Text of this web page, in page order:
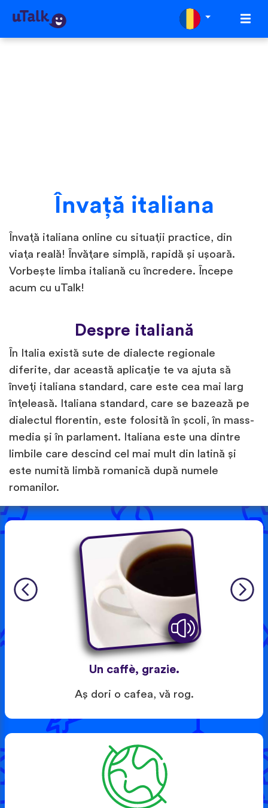
Învaţă italiana
Învață italiana online cu situații practice, din
viața reală! Învățare simplă, rapidă și ușoară.
Vorbește limba italiană cu încredere. Începe
acum cu uTalk!
Despre italiană
În Italia există sute de dialecte regionale
diferite, dar această aplicație te va ajuta să
înveți italiana standard, care este cea mai larg
înțeleasă. Italiana standard, care se bazează pe
dialectul florentin, este folosită în școli, în mass-
media și în parlament. Italiana este una dintre
limbile care descind cel mai mult din latină și
este numită limbă romanică după numele
romanilor.
Un caffè, grazie.
Aş dori o cafea, vă rog.